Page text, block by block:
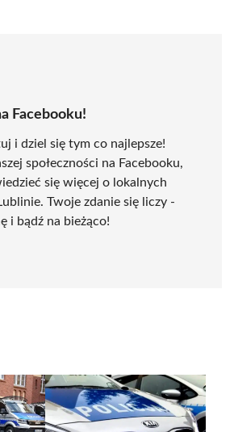
Facebooku!
i dziel się tym co najlepsze!
społeczności na Facebooku,
się więcej o lokalnych
Twoje zdanie się liczy -
i bądź na bieżąco!